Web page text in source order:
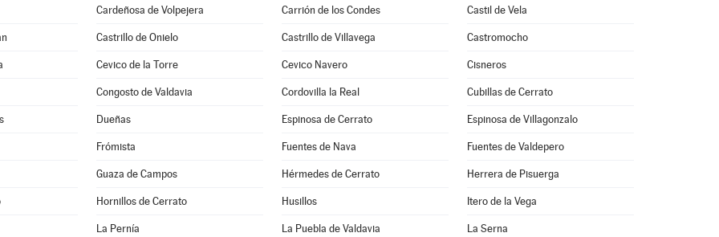
Cardeñosa de Volpejera Carrión de los Condes Castil de Vela
Castrillo de Onielo Castrillo de Villavega Castromocho
Cevico de la Torre Cevico Navero Cisneros
Congosto de Valdavia Cordovilla la Real Cubillas de Cerrato
Dueñas Espinosa de Cerrato Espinosa de Villagonzalo
Frómista Fuentes de Nava Fuentes de Valdepero
Guaza de Campos Hérmedes de Cerrato Herrera de Pisuerga
Hornillos de Cerrato Husillos Itero de la Vega
La Pernía La Puebla de Valdavia La Serna